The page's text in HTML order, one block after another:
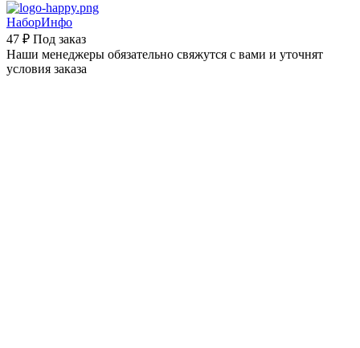
НаборИнфо
47 ₽ Под заказ
Наши менеджеры обязательно свяжутся с вами и уточнят
условия заказа